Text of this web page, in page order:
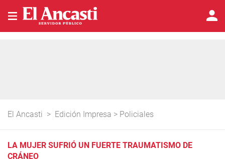
El Ancasti > Edición Impresa > Policiales
LA MUJER SUFRIÓ UN FUERTE TRAUMATISMO DE
CRÁNEO